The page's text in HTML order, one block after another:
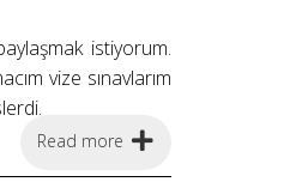
istiyorum.
vize sınavlarım
Read more